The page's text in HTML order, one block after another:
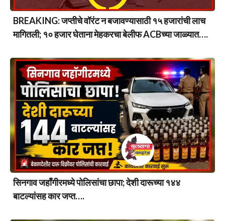
BREAKING: जप्तीचे वॉरंट न बजावण्यासाठी १५ हजारांची लाच
मागितली; १० हजार घेताना मेहकरचा बेलीफ ACBच्या जाळ्यात….
सिनगाव जहाँगीरमध्ये पोलिसांचा छापा; देशी दारूच्या १४४
बाटल्यांसह कार जप्त….